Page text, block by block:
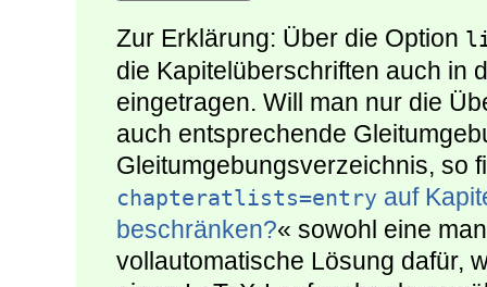
Zur Erklärung: Über die Option
die Kapitelüberschriften auch in
eingetragen. Will man nur die
auch entsprechende
Gleitumgebungsverzeichnis, so
chapteratlists=entry auf
beschränken?« sowohl eine
vollautomatische Lösung dafür,